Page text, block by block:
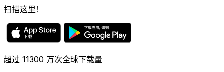
扫描这里！
超过 11300 万次全球下载量